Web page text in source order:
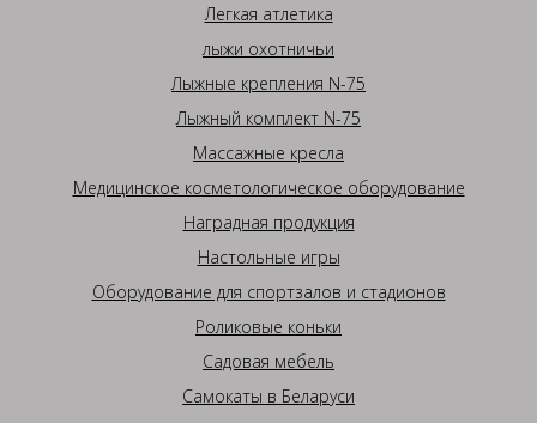
Легкая атлетика
лыжи охотничьи
Лыжные крепления N-75
Лыжный комплект N-75
Массажные кресла
Медицинское косметологическое оборудование
Наградная продукция
Настольные игры
Оборудование для спортзалов и стадионов
Роликовые коньки
Садовая мебель
Самокаты в Беларуси